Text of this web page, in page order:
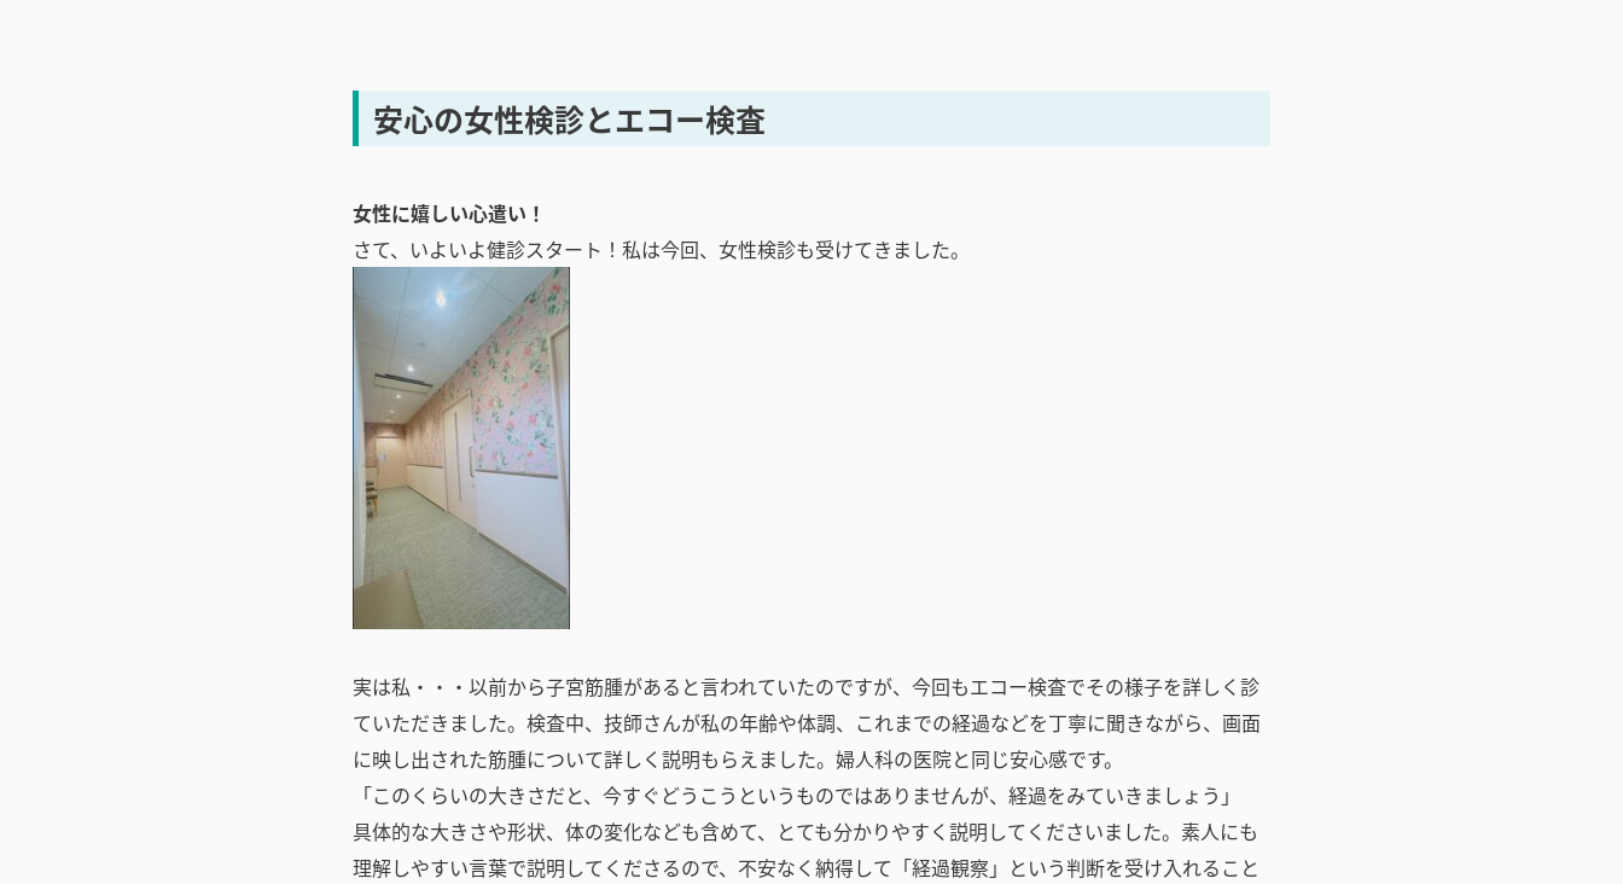
安心の女性検診とエコー検査
女性に嬉しい心遣い！
さて、いよいよ健診スタート！私は今回、女性検診も受けてきました。
実は私・・・以前から子宮筋腫があると言われていたのですが、今回もエコー検査でその様子を詳しく診
ていただきました。検査中、技師さんが私の年齢や体調、これまでの経過などを丁寧に聞きながら、画面
に映し出された筋腫について詳しく説明もらえました。婦人科の医院と同じ安心感です。
「このくらいの大きさだと、今すぐどうこうというものではありませんが、経過をみていきましょう」
具体的な大きさや形状、体の変化なども含めて、とても分かりやすく説明してくださいました。素人にも
理解しやすい言葉で説明してくださるので、不安なく納得して「経過観察」という判断を受け入れること